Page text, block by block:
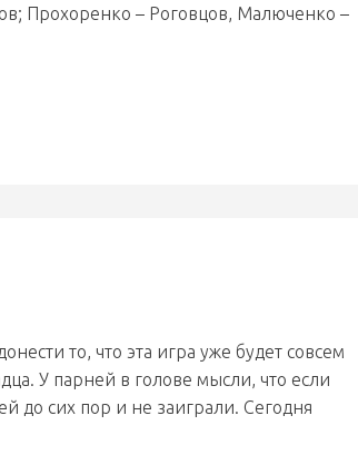
Прохоренко – Роговцов, Малюченко –
то, что эта игра уже будет совсем
У парней в голове мысли, что если
до сих пор и не заиграли. Сегодня